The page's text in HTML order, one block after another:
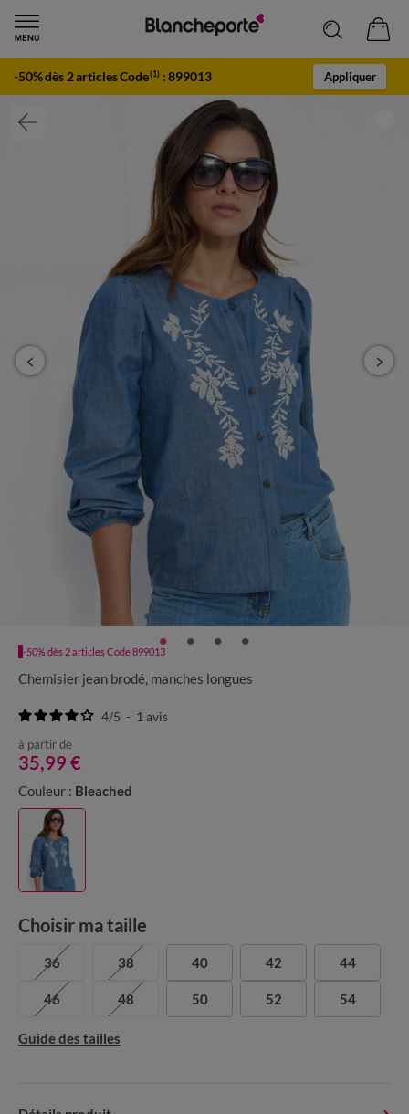
-50% dès 2 articles Code(1) :899013 Appliquer
-50% dès 2 articles Code 899013
Chemisier jean brodé, manches longues
4/5 - 1 avis
à partir de
35,99 €
Couleur : Bleached
Choisir ma taille
36 38 40 42 44
46 48 50 52 54
Guide des tailles